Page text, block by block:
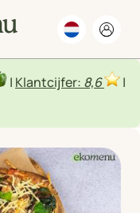
| Klantcijfer: 8,6
|